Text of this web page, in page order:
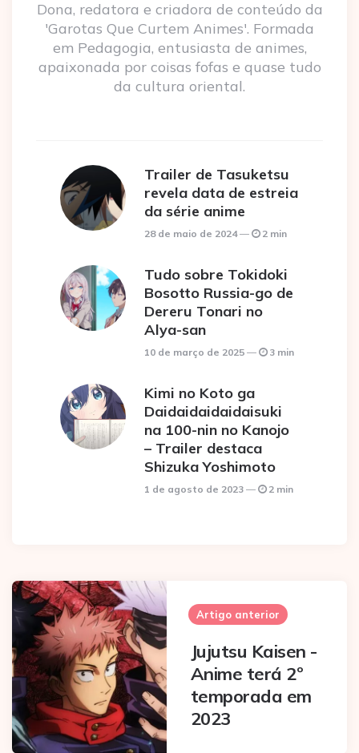
Dona, redatora e criadora de conteúdo da
'Garotas Que Curtem Animes'. Formada
em Pedagogia, entusiasta de animes,
apaixonada por coisas fofas e quase tudo
da cultura oriental.
Trailer de Tasuketsu
revela data de estreia
da série anime
28 de maio de 2024 2 min
Tudo sobre Tokidoki
Bosotto Russia-go de
Dereru Tonari no
Alya-san
10 de março de 2025 3 min
Kimi no Koto ga
Daidaidaidaidaisuki
na 100-nin no Kanojo
– Trailer destaca
Shizuka Yoshimoto
1 de agosto de 2023 2 min
Post
navigation
Artigo anterior
Jujutsu Kaisen -
Anime terá 2º
temporada em
2023